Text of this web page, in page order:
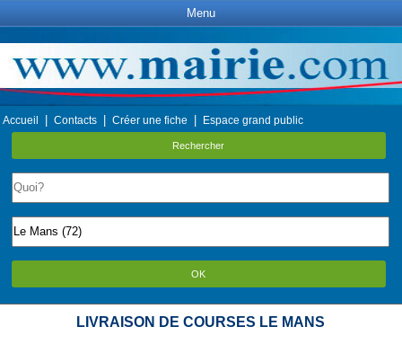
Menu
Accueil Contacts Créer une fiche Espace grand public
Rechercher
OK
LIVRAISON DE COURSES LE MANS